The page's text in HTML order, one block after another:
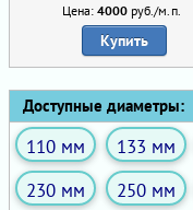
Цена: 4000руб./м.п.
Купить
Доступные диаметры:
110 мм 133 мм
230 мм
250 мм